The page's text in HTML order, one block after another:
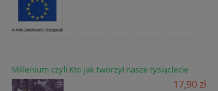
Millenium czyli Kto jak tworzył nasze tysiąclecie
17,90 zł